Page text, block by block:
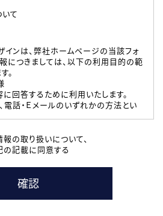
て
インは、弊社ホームページの当該フォ
につきましては、以下の利用目的の範
。
答するために利用いたします。
話・Ｅメールのいずれかの方法とい
よび本登録時の参考情報として利
れている企業の皆様
答するために利用いたします。
話・Ｅメールのいずれかの方法とい
の取り扱いについて、
の記載に同意する